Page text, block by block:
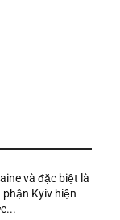
và đặc biệt là
Kyiv hiện